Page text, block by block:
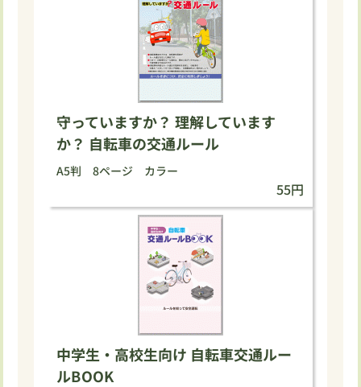
守っていますか？ 理解しています
か？ 自転車の交通ルール
A5判 8ページ カラー
55円
中学生・高校生向け 自転車交通ルー
ルBOOK